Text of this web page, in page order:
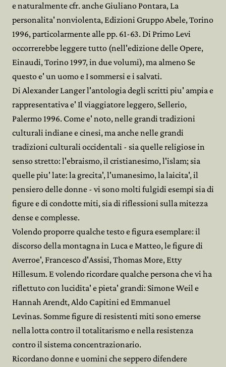
e naturalmente cfr. anche Giuliano Pontara, La
personalita' nonviolenta, Edizioni Gruppo Abele, Torino
1996, particolarmente alle pp. 61-63. Di Primo Levi
occorrerebbe leggere tutto (nell'edizione delle Opere,
Einaudi, Torino 1997, in due volumi), ma almeno Se
questo e' un uomo e I sommersi e i salvati.
Di Alexander Langer l'antologia degli scritti piu' ampia e
rappresentativa e' Il viaggiatore leggero, Sellerio,
Palermo 1996. Come e' noto, nelle grandi tradizioni
culturali indiane e cinesi, ma anche nelle grandi
tradizioni culturali occidentali - sia quelle religiose in
senso stretto: l'ebraismo, il cristianesimo, l'islam; sia
quelle piu' late: la grecita', l'umanesimo, la laicita', il
pensiero delle donne - vi sono molti fulgidi esempi sia di
figure e di condotte miti, sia di riflessioni sulla mitezza
dense e complesse.
Volendo proporre qualche testo e figura esemplare: il
discorso della montagna in Luca e Matteo, le figure di
Averroe', Francesco d'Assisi, Thomas More, Etty
Hillesum. E volendo ricordare qualche persona che vi ha
riflettuto con lucidita' e pieta' grandi: Simone Weil e
Hannah Arendt, Aldo Capitini ed Emmanuel
Levinas. Somme figure di resistenti miti sono emerse
nella lotta contro il totalitarismo e nella resistenza
contro il sistema concentrazionario.
Ricordano donne e uomini che seppero difendere